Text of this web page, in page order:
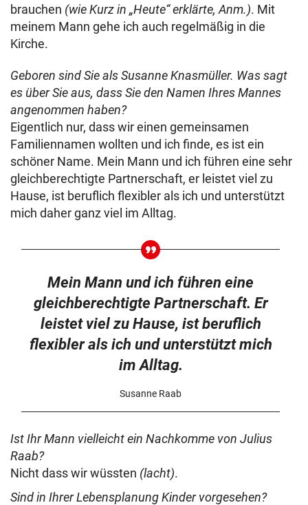
brauchen (wie Kurz in „Heute“ erklärte, Anm.). Mit
meinem Mann gehe ich auch regelmäßig in die
Kirche.
Geboren sind Sie als Susanne Knasmüller. Was sagt
es über Sie aus, dass Sie den Namen Ihres Mannes
angenommen haben?
Eigentlich nur, dass wir einen gemeinsamen
Familiennamen wollten und ich finde, es ist ein
schöner Name. Mein Mann und ich führen eine sehr
gleichberechtigte Partnerschaft, er leistet viel zu
Hause, ist beruflich flexibler als ich und unterstützt
mich daher ganz viel im Alltag.
Mein Mann und ich führen eine
gleichberechtigte Partnerschaft. Er
leistet viel zu Hause, ist beruflich
flexibler als ich und unterstützt mich
im Alltag.
Susanne Raab
Ist Ihr Mann vielleicht ein Nachkomme von Julius
Raab?
Nicht dass wir wüssten (lacht).
Sind in Ihrer Lebensplanung Kinder vorgesehen?